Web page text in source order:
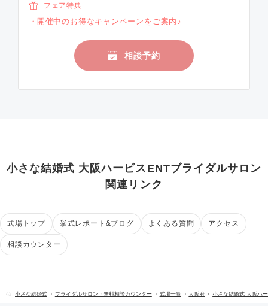
フェア特典
開催中のお得なキャンペーンをご案内♪
相談予約
小さな結婚式 大阪ハービスENTブライダルサロン
関連リンク
式場トップ 挙式レポート&ブログ よくある質問 アクセス
相談カウンター
小さな結婚式 ブライダルサロン・無料相談カウンター 式場一覧 大阪府 小さな結婚式 大阪ハ